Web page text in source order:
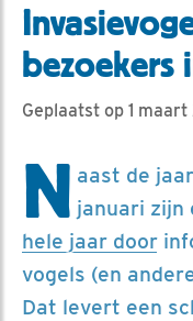
bezoekers
Geplaatst op 1 maart
N aast de
januari zijn
hele jaar door
vogels (en
Dat levert een